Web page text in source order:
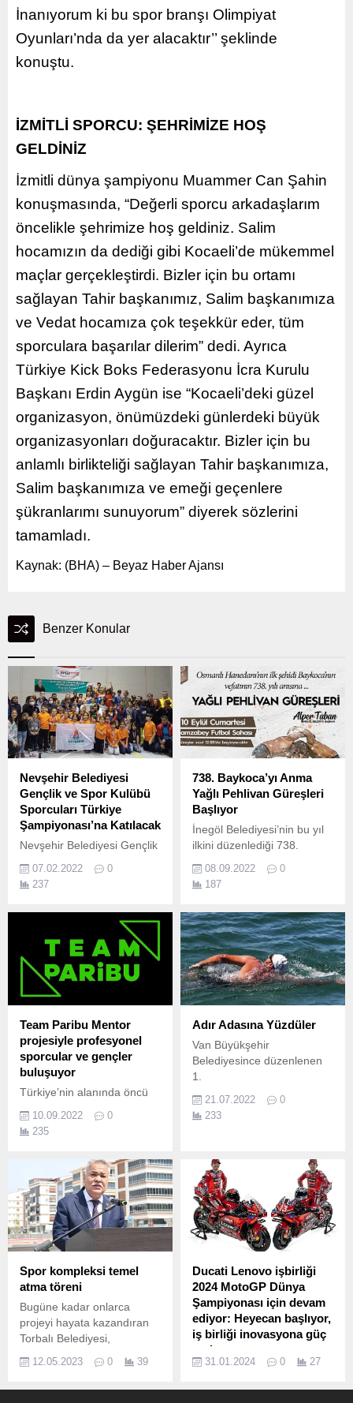
İnanıyorum ki bu spor branşı Olimpiyat
Oyunları’nda da yer alacaktır’’ şeklinde
konuştu.
İZMİTLİ SPORCU: ŞEHRİMİZE HOŞ
GELDİNİZ
İzmitli dünya şampiyonu Muammer Can Şahin
konuşmasında, “Değerli sporcu arkadaşlarım
öncelikle şehrimize hoş geldiniz. Salim
hocamızın da dediği gibi Kocaeli’de mükemmel
maçlar gerçekleştirdi. Bizler için bu ortamı
sağlayan Tahir başkanımız, Salim başkanımıza
ve Vedat hocamıza çok teşekkür eder, tüm
sporculara başarılar dilerim” dedi. Ayrıca
Türkiye Kick Boks Federasyonu İcra Kurulu
Başkanı Erdin Aygün ise “Kocaeli’deki güzel
organizasyon, önümüzdeki günlerdeki büyük
organizasyonları doğuracaktır. Bizler için bu
anlamlı birlikteliği sağlayan Tahir başkanımıza,
Salim başkanımıza ve emeği geçenlere
şükranlarımı sunuyorum” diyerek sözlerini
tamamladı.
Kaynak: (BHA) – Beyaz Haber Ajansı
Benzer Konular
Nevşehir Belediyesi
Gençlik ve Spor Kulübü
Sporcuları Türkiye
Şampiyonası’na Katılacak
Nevşehir Belediyesi Gençlik
ve Spor Kulübü’nün 6
sporcusu Spor Tırmanış
Küçükler Bölge
ettikleri derecelerle Türkiye
Şampiyonası’na katılmaya
hak kazandı.
07.02.2022
0
237
738. Baykoca’yı Anma
Yağlı Pehlivan Güreşleri
Başlıyor
İnegöl Belediyesi’nin bu yıl
ilkini düzenlediği 738.
08.09.2022
0
187
Team Paribu Mentor
projesiyle profesyonel
sporcular ve gençler
buluşuyor
Türkiye’nin alanında öncü
kripto varlık işlem platformu
Paribu, sporun yarınını
Team Paribu ile birlikte yeni
projelere imza atıyor.
10.09.2022
0
235
Adır Adasına Yüzdüler
Van Büyükşehir
Belediyesince düzenlenen
1.
21.07.2022
0
233
Spor kompleksi temel
atma töreni
Bugüne kadar onlarca
projeyi hayata kazandıran
Torbalı Belediyesi,
Erdemoğlu Holding
(Merinos-Sasa) ile
12.05.2023 0 39
Ducati Lenovo işbirliği
2024 MotoGP Dünya
Şampiyonası için devam
ediyor: Heyecan başlıyor,
iş birliği inovasyona güç
veriyor
Bir MotoGP sezonu daha
31.01.2024 0 27